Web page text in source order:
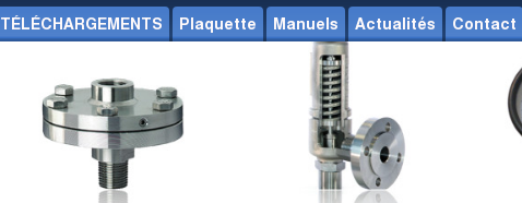
TÉLÉCHARGEMENTS Plaquette Manuels Actualités Contact